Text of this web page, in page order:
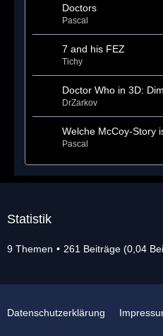
Doctors
Pascal
7 and his FEZ
Tichy
Doctor Who in 3D:
DrZarkov
Welche McCoy-Story
Pascal
Statistik
9 Themen 261 Beiträge (0,04
Datenschutzerklärung